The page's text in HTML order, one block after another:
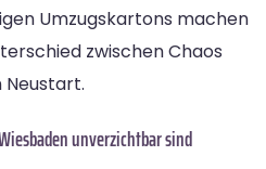
Umzugskartons machen
zwischen Chaos
unverzichtbar sind